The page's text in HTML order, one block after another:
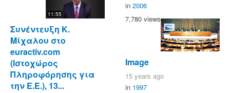
11:55
Συνέντευξη Κ.
Μίχαλου στο
euractiv.com
(Ιστοχώρος
Πληροφόρησης για
την Ε.Ε.), 13...
in 2006
7,780 views
Image
15 years ago
in 1997